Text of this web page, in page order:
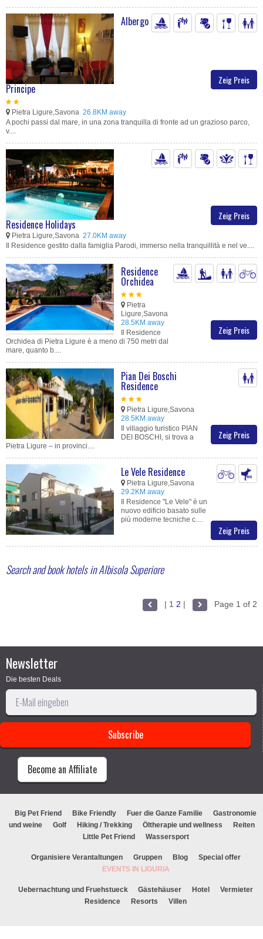
Zeig Preis
Albergo
Principe
Pietra Ligure,Savona 26.8KM away
A pochi passi dal mare, in una zona tranquilla di fronte ad un grazioso parco,
v....
Zeig Preis
Residence Holidays
Pietra Ligure,Savona 27.0KM away
Il Residence gestito dalla famiglia Parodi, immerso nella tranquillità e nel ve....
Zeig Preis
Residence
Orchidea
Pietra
Ligure,Savona
28.5KM away
Il Residence
Orchidea di Pietra Ligure è a meno di 750 metri dal
mare, quanto b....
Zeig Preis
Pian Dei Boschi
Residence
Pietra Ligure,Savona
28.5KM away
Il villaggio turistico PIAN
DEI BOSCHI, si trova a
Pietra Ligure – in provinci....
Zeig Preis
Le Vele Residence
Pietra Ligure,Savona
29.2KM away
Il Residence "Le Vele" è un
nuovo edificio basato sulle
più moderne tecniche c....
Search and book hotels in Albisola Superiore
| 1 2 | Page 1 of 2
Newsletter
Die besten Deals
Become an Affiliate
Big Pet Friend Bike Friendly Fuer die Ganze Familie
Gastronomie
und weine
Golf Hiking / Trekking Öltherapie und wellness
Reiten
Little Pet Friend
Wassersport
Organisiere Verantaltungen Gruppen Blog
Special offer
EVENTS IN LIGURIA
Uebernachtung und Fruehstueck Gästehäuser Hotel
Vermieter
Residence
Resorts Villen